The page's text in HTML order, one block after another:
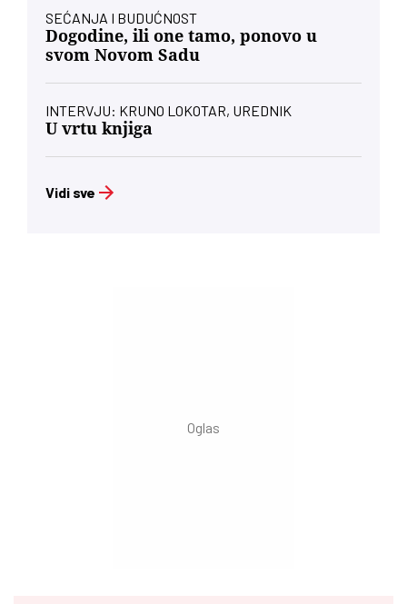
SEĆANJA I BUDUĆNOST
Dogodine, ili one tamo, ponovo u
svom Novom Sadu
INTERVJU: KRUNO LOKOTAR, UREDNIK
U vrtu knjiga
Vidi sve